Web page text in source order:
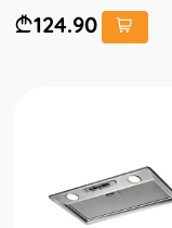
124.90